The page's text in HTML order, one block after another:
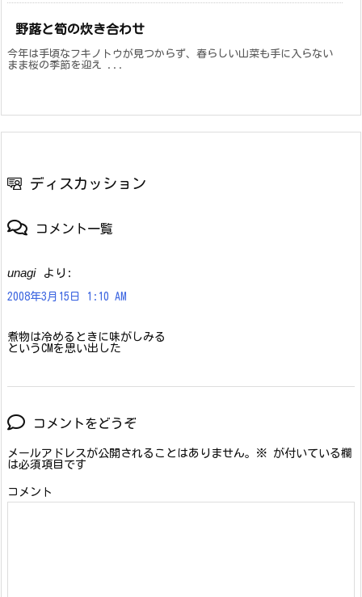
野蕗と筍の炊き合わせ
今年は手頃なフキノトウが見つからず、春らしい山菜も手に入らない
まま桜の季節を迎え ...
ディスカッション
コメント一覧
unagi より:
2008年3月15日 1:10 AM
煮物は冷めるときに味がしみる
というCMを思い出した
コメントをどうぞ
メールアドレスが公開されることはありません。 ※ が付いている欄
は必須項目です
コメント